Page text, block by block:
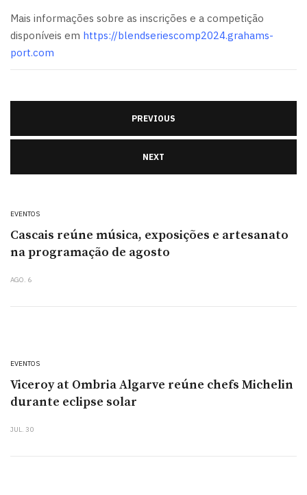
Mais informações sobre as inscrições e a competição
disponíveis em https://blendseriescomp2024.grahams-
port.com
PREVIOUS
NEXT
EVENTOS
Cascais reúne música, exposições e artesanato
na programação de agosto
AGO. 6
EVENTOS
Viceroy at Ombria Algarve reúne chefs Michelin
durante eclipse solar
JUL. 30